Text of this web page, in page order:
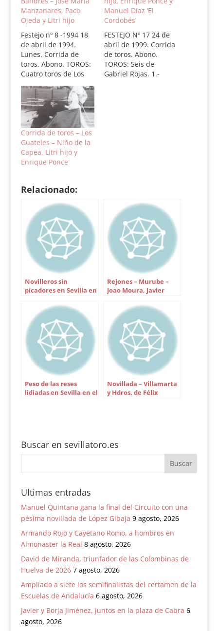
Manzanares, Paco
Ojeda y Litri hijo
Festejo nº 8 -1994 18
de abril de 1994.
Lunes. Corrida de
toros. Abono. TOROS:
Cuatro toros de Los
Guateles y dos de
Sayalero y Bandrés.
1.- Desprendido, nº
48, negro, 495 kilos.
Silencio. 2.- Lustros,
nº 11, castaño, 497
kilos. Sayalero y
Bandrés. Pitos. 3.-
Joquito, nº 29, negro…
Manuel Díaz ‘El
Cordobés’
FESTEJO Nº 17 24 de
abril de 1999. Corrida
de toros. Abono.
TOROS: Seis de
Gabriel Rojas. 1.-
Corrida de toros – Los
Guateles – Niño de la
Capea, Litri hijo y
Enrique Ponce
Relacionado:
Novilleros sin
picadores en Sevilla en
Rejones – Murube –
Joao Moura, Javier
Hernández, Luis
Domecq, Hermoso de
Mendoza y Antonio
Domecq
Peso de las reses
lidiadas en Sevilla en el
Novillada – Villamarta
y Hdros. de Félix
Buscar en sevillatoro.es
Ultimas entradas
Manuel Quintana gana la final del Circuito con una
pésima novillada de López Gibaja 9 agosto, 2026
Armando Rojo y Cayetano Romo, a hombros en
Almonaster la Real 8 agosto, 2026
David de Miranda, triunfador de las Colombinas de
Huelva de 2026 7 agosto, 2026
Ampliado a siete los semifinalistas del certamen de la
Escuelas de Andalucía 6 agosto, 2026
Javier y Borja Jiménez, juntos en la plaza de Cabra 6
agosto, 2026